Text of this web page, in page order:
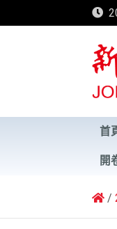
to
首
開